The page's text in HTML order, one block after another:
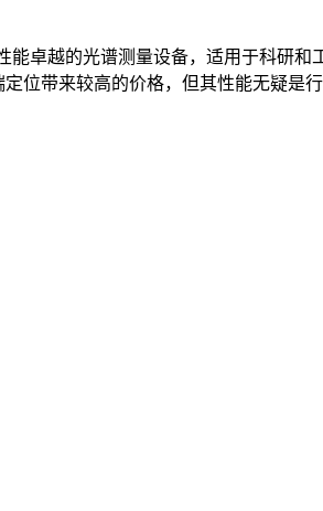
能卓越的光谱测量设备，适用于科研
位带来较高的价格，但其性能无疑是